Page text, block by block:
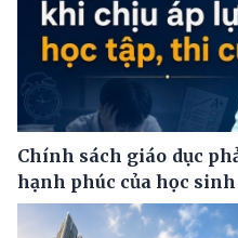
Chính sách giáo dục
hạnh phúc của học sinh